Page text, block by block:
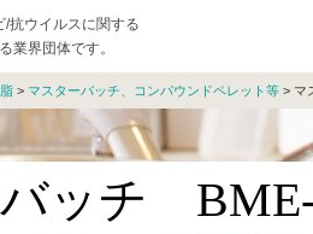
/抗ウイルスに関する
業界団体です。
> マスターバッチ、コンパウンドペレット等 > マ
ッチ BME-